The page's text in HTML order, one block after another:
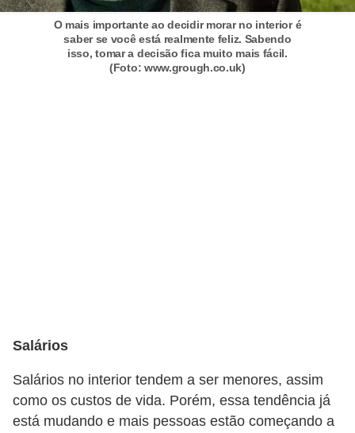
O mais importante ao decidir morar no interior é
saber se você está realmente feliz. Sabendo
isso, tomar a decisão fica muito mais fácil.
(Foto: www.grough.co.uk)
Salários
Salários no interior tendem a ser menores, assim
como os custos de vida. Porém, essa tendência já
está mudando e mais pessoas estão começando a
i
w
a
r
e